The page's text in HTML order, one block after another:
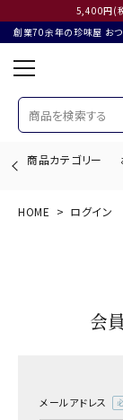
5,400円(
創業70余年の珍味屋 おつ
商品カテゴリー
ようこそ ゲスト 様
商品カテゴリー
HOME ログイン
会
メールアドレス
(